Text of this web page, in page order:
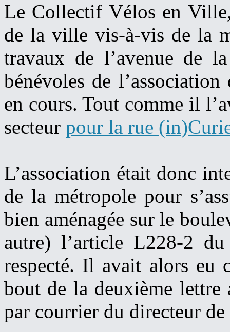
Le Collectif Vélos en
de la ville vis-à-vis de la
travaux de l’avenue de
bénévoles de
en cours. Tout comme il
secteur pour la rue
L’association était donc
de la métropole pour
bien aménagée sur le
autre) l’article L228-2
respecté. Il avait alors eu
bout de la deuxième
par courrier du directeur